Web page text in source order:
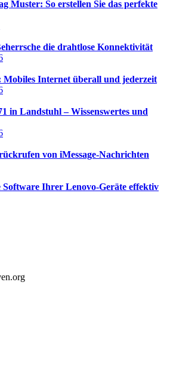
Muster: So erstellen Sie das perfekte
die drahtlose Konnektivität
Internet überall und jederzeit
in Landstuhl – Wissenswertes und
von iMessage-Nachrichten
Software Ihrer Lenovo-Geräte effektiv